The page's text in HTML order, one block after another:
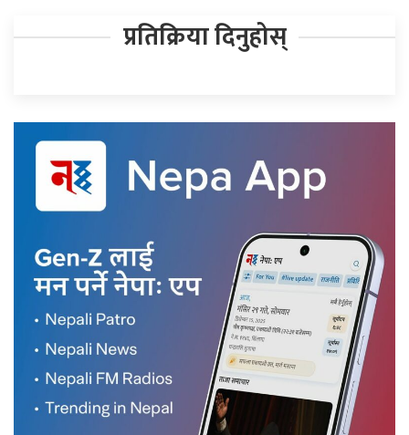
प्रतिक्रिया दिनुहोस्